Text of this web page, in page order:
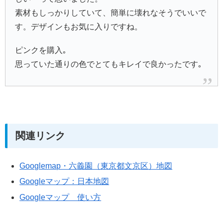
素材もしっかりしていて、簡単に壊れなそうでいいで
す。デザインもお気に入りですね。
ピンクを購入｡
思っていた通りの色でとてもキレイで良かったです｡
関連リンク
Googlemap・六義園（東京都文京区）地図
Googleマップ：日本地図
Googleマップ 使い方